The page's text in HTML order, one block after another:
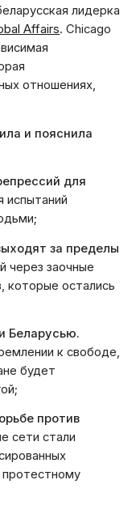
лидерка
Affairs. Chicago
отношениях,
и пояснила
для
испытаний
за пределы
через заочные
которые остались
Беларусью.
к свободе,
будет
против
сети стали
протестному